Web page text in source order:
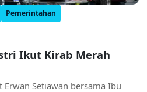
Pemerintahan
Ikut Kirab Merah
Erwan Setiawan bersama Ibu